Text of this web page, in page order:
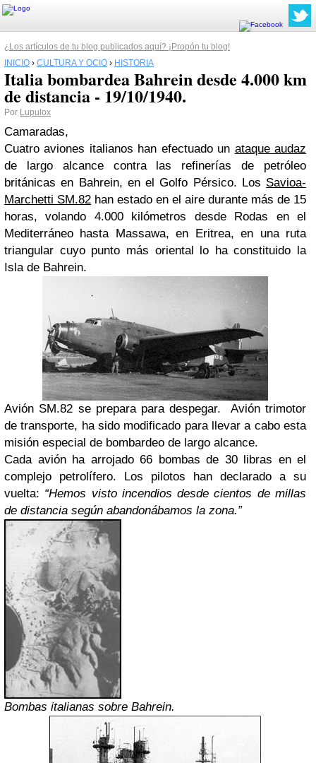
¿Los artículos de tu blog publicados aquí? ¡Propón tu blog!
INICIO › CULTURA Y OCIO › HISTORIA
Italia bombardea Bahrein desde 4.000 km
de distancia - 19/10/1940.
Por Lupulox
Camaradas,
Cuatro aviones italianos han efectuado un ataque audaz
de largo alcance contra las refinerías de petróleo
británicas en Bahrein, en el Golfo Pérsico. Los Savioa-
Marchetti SM.82 han estado en el aire durante más de 15
horas, volando 4.000 kilómetros desde Rodas en el
Mediterráneo hasta Massawa, en Eritrea, en una ruta
triangular cuyo punto más oriental lo ha constituido la
Isla de Bahrein.
Avión SM.82 se prepara para despegar. Avión trimotor
de transporte, ha sido modificado para llevar a cabo esta
misión especial de bombardeo de largo alcance.
Cada avión ha arrojado 66 bombas de 30 libras en el
complejo petrolífero. Los pilotos han declarado a su
vuelta: “Hemos visto incendios desde cientos de millas
de distancia según abandonábamos la zona.”
Bombas italianas sobre Bahrein.